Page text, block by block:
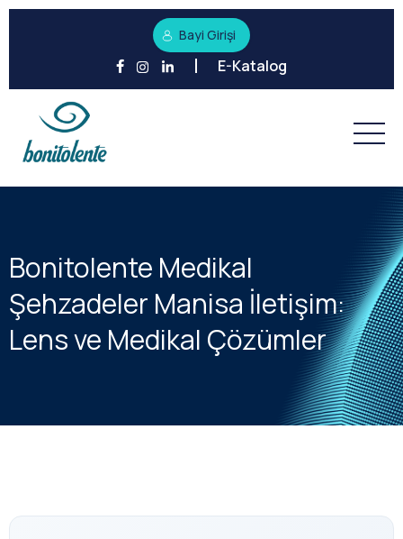
Bayi Girişi
E-Katalog
Bonitolente Medikal
Şehzadeler Manisa İletişim:
Lens ve Medikal Çözümler